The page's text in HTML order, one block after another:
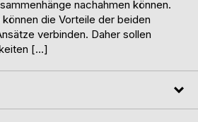
nachahmen können.
die Vorteile der beiden
verbinden. Daher sollen
[…]